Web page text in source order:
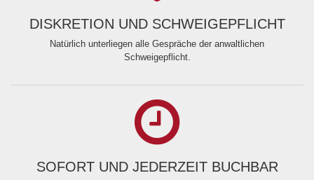
DISKRETION UND SCHWEIGEPFLICHT
Natürlich unterliegen alle Gespräche der anwaltlichen
Schweigepflicht.
SOFORT UND JEDERZEIT BUCHBAR